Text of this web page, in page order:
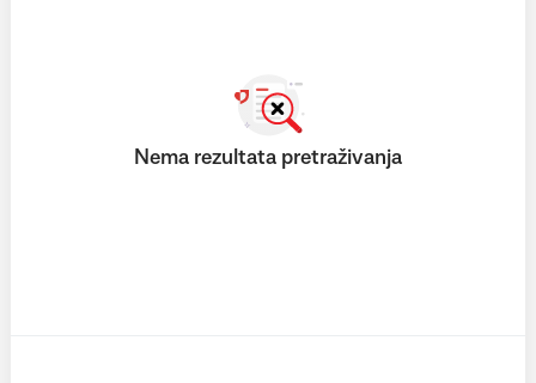
Nema rezultata pretraživanja